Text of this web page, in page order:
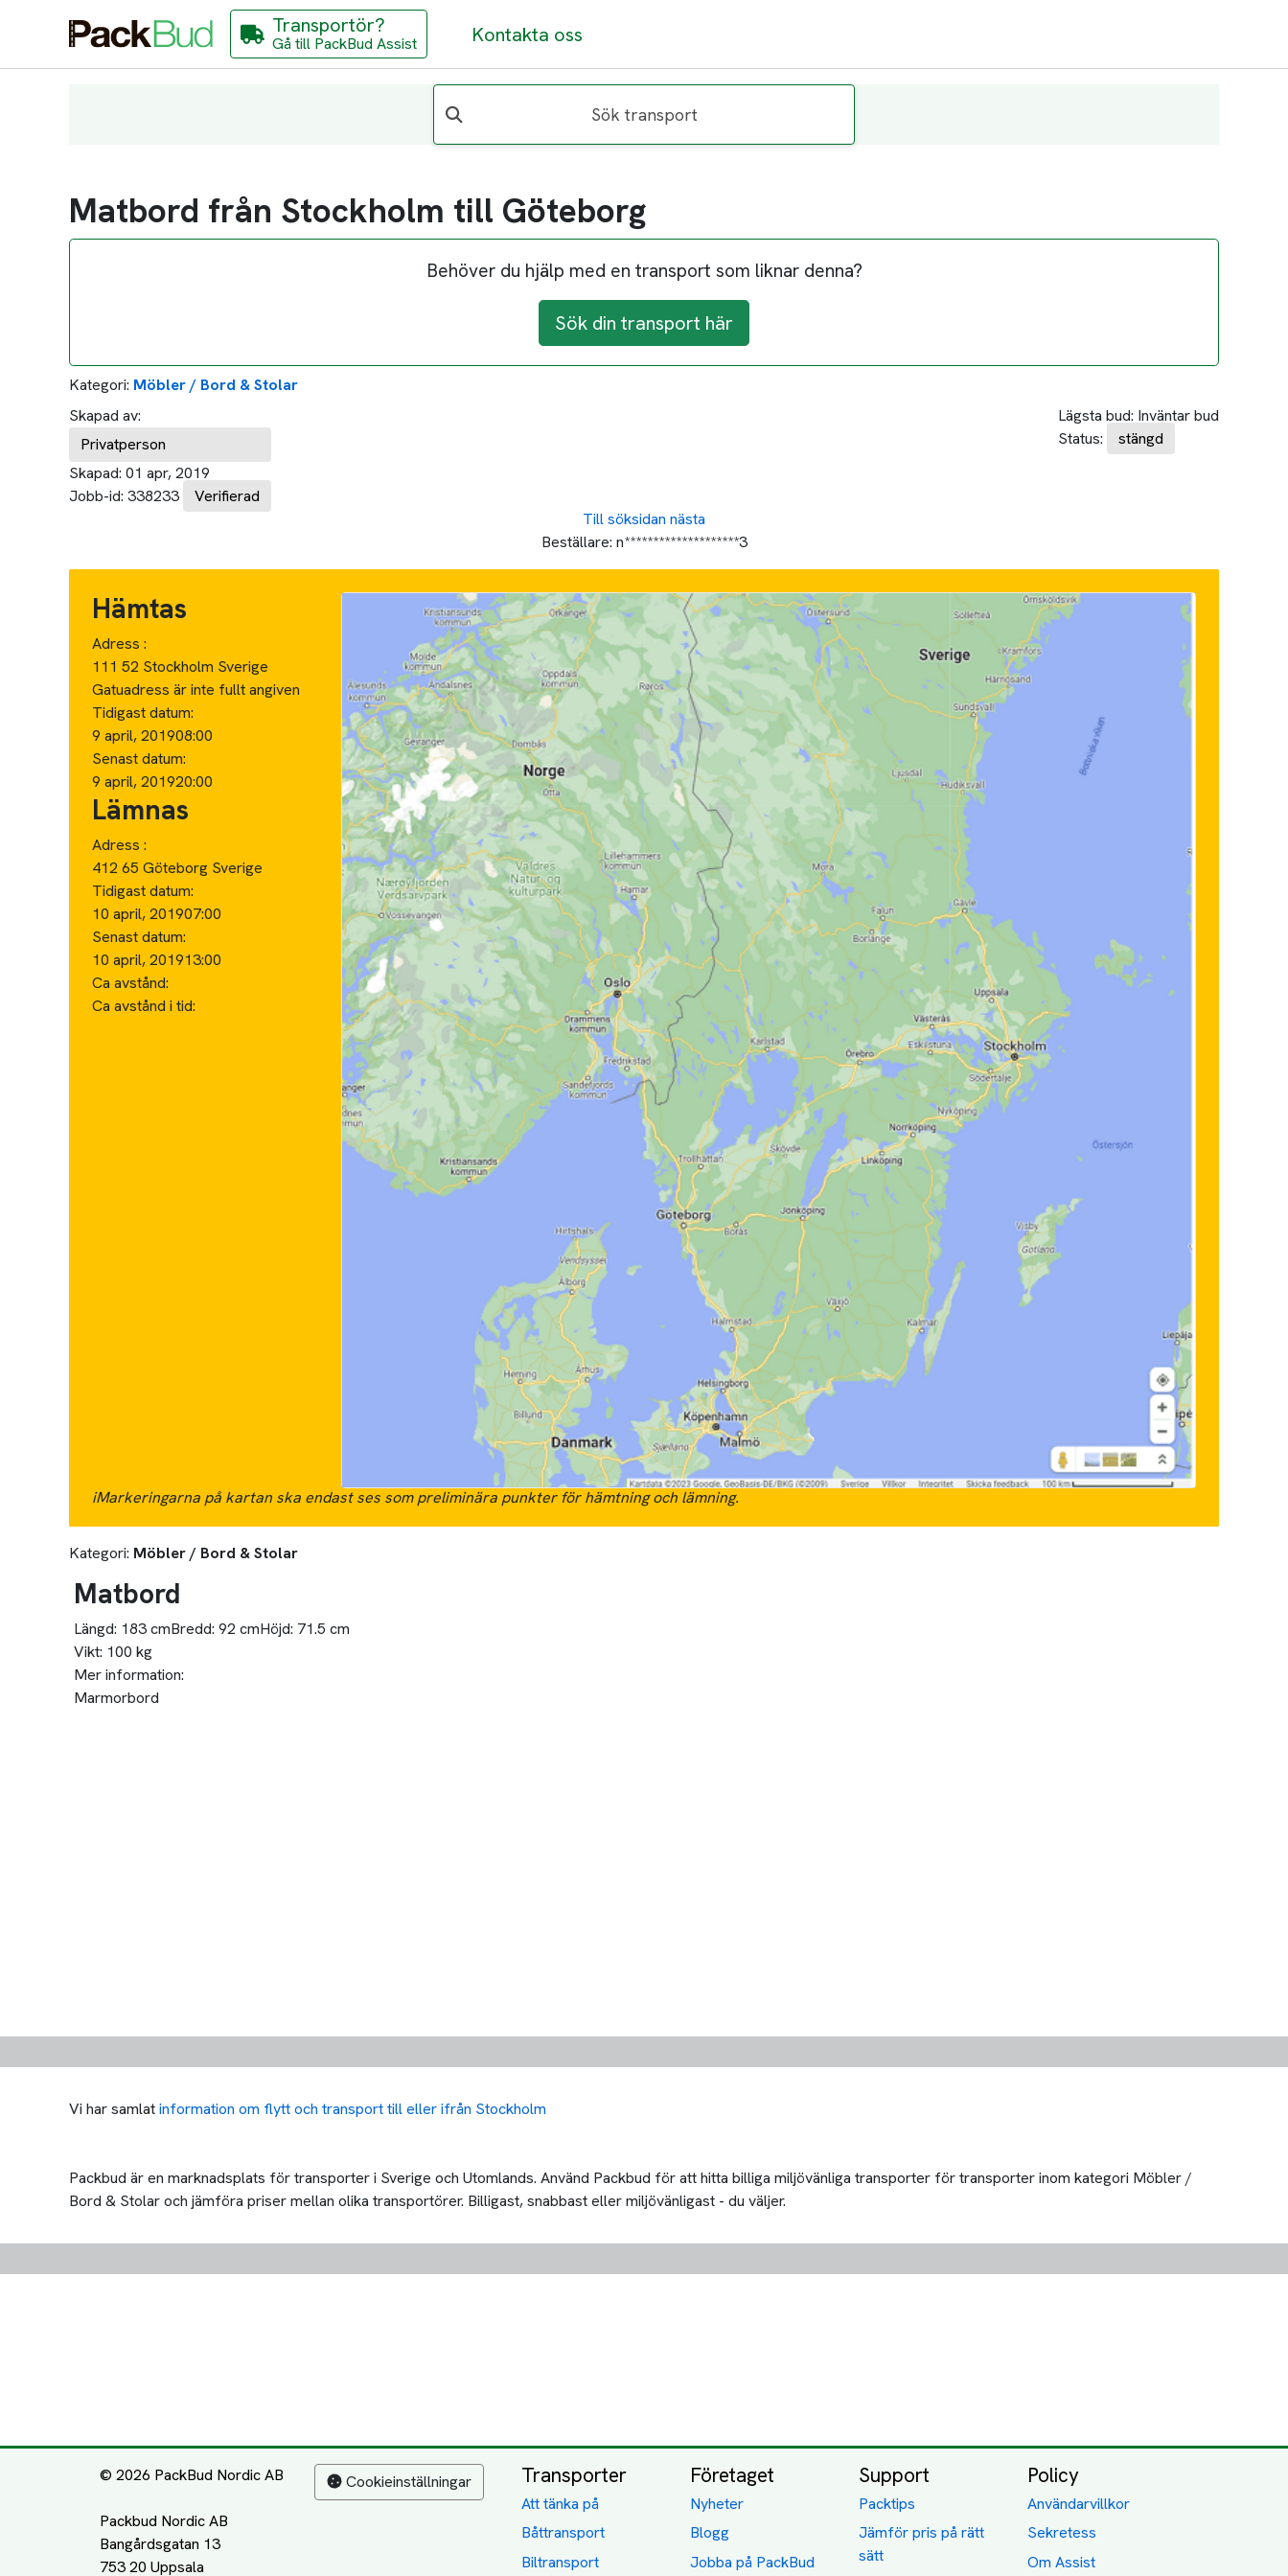
Transportör?
Gå till PackBud Assist Kontakta oss
Sök transport
Matbord från Stockholm till Göteborg
Behöver du hjälp med en transport som liknar denna?
Sök din transport här
Kategori: Möbler / Bord & Stolar
Skapad av:
Privatperson
Skapad: 01 apr, 2019
Jobb-id: 338233 Verifierad
Lägsta bud: Inväntar bud
Status:
stängd
Till söksidan nästa
Beställare: n********************3
Hämtas
Adress :
111 52 Stockholm Sverige
Gatuadress är inte fullt angiven
Tidigast datum:
9 april, 201908:00
Senast datum:
9 april, 201920:00
Lämnas
Adress :
412 65 Göteborg Sverige
Tidigast datum:
10 april, 201907:00
Senast datum:
10 april, 201913:00
Ca avstånd:
Ca avstånd i tid:
iMarkeringarna på kartan ska endast ses som preliminära punkter för hämtning och lämning.
Kategori: Möbler / Bord & Stolar
Matbord
Längd: 183 cmBredd: 92 cmHöjd: 71.5 cm
Vikt: 100 kg
Mer information:
Marmorbord
Vi har samlatinformation om flytt och transport till eller ifrån Stockholm
Packbud är en marknadsplats för transporter i Sverige och Utomlands. Använd Packbud för att hitta billiga miljövänliga transporter för transporter inom kategori Möbler /
Bord & Stolar och jämföra priser mellan olika transportörer. Billigast, snabbast eller miljövänligast - du väljer.
© 2026 PackBud Nordic AB
Packbud Nordic AB
Bangårdsgatan 13
753 20 Uppsala
Cookieinställningar Transporter
Att tänka på
Båttransport
Biltransport
Företaget
Nyheter
Blogg
Jobba på PackBud
Support
Packtips
Jämför pris på rätt
sätt
Policy
Användarvillkor
Sekretess
Om Assist